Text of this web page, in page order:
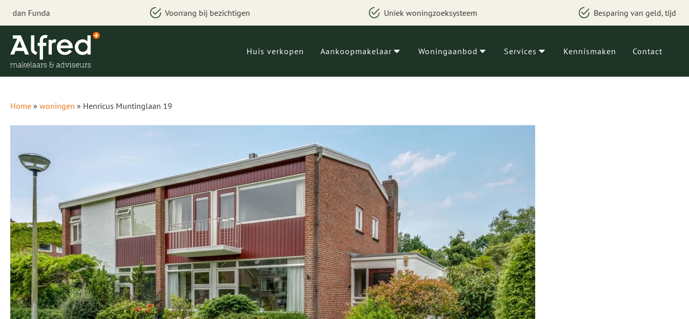
Voorrang bij bezichtigen Uniek woningzoeksysteem Besparing van geld, tijd en zorgen
Huis verkopen Aankoopmakelaar Woningaanbod Services Kennismaken Contact
Home » woningen » Henricus Muntinglaan 19